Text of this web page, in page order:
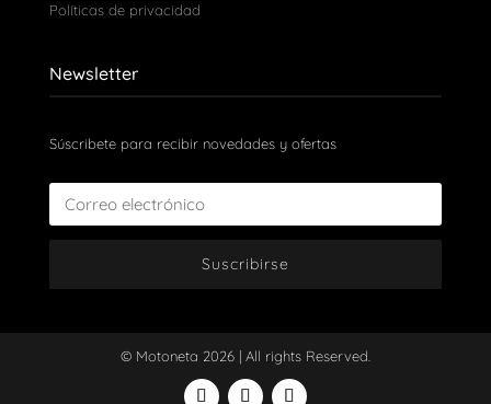
Políticas de privacidad
Newsletter
Súscribete para recibir novedades y ofertas
Suscribirse
© Motoneta 2026 | All rights Reserved.